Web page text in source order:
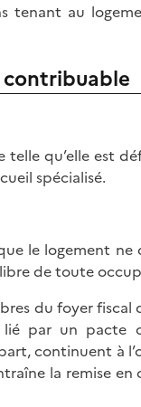
tenant au
qu’elle est
spécialisé.
le logement
de toute
du foyer fiscal
lié par un pacte
continuent à
la remise en